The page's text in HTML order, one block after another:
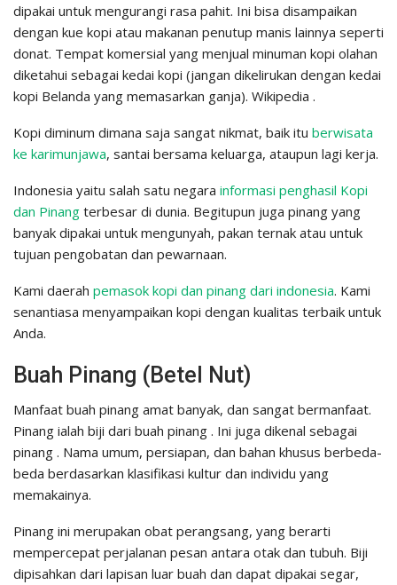
dipakai untuk mengurangi rasa pahit. Ini bisa disampaikan
dengan kue kopi atau makanan penutup manis lainnya seperti
donat. Tempat komersial yang menjual minuman kopi olahan
diketahui sebagai kedai kopi (jangan dikelirukan dengan kedai
kopi Belanda yang memasarkan ganja). Wikipedia .
Kopi diminum dimana saja sangat nikmat, baik itu berwisata
ke karimunjawa, santai bersama keluarga, ataupun lagi kerja.
Indonesia yaitu salah satu negara informasi penghasil Kopi
dan Pinang terbesar di dunia. Begitupun juga pinang yang
banyak dipakai untuk mengunyah, pakan ternak atau untuk
tujuan pengobatan dan pewarnaan.
Kami daerah pemasok kopi dan pinang dari indonesia. Kami
senantiasa menyampaikan kopi dengan kualitas terbaik untuk
Anda.
Buah Pinang (Betel Nut)
Manfaat buah pinang amat banyak, dan sangat bermanfaat.
Pinang ialah biji dari buah pinang . Ini juga dikenal sebagai
pinang . Nama umum, persiapan, dan bahan khusus berbeda-
beda berdasarkan klasifikasi kultur dan individu yang
memakainya.
Pinang ini merupakan obat perangsang, yang berarti
mempercepat perjalanan pesan antara otak dan tubuh. Biji
dipisahkan dari lapisan luar buah dan dapat dipakai segar,